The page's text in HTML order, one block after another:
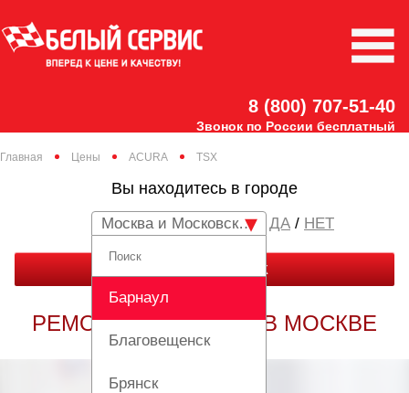
8 (800) 707-51-40
Звонок по России бесплатный
Главная Цены ACURA TSX
Вы находитесь в городе
Москва и Московская область
Барнаул
Благовещенск
Брянск
/ НЕТ
ЗАКАЗАТЬ ЗВОНОК
РЕМОНТ ACURA TSX В МОСКВЕ